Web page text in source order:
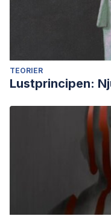
TEORIER
Lustprincipen: